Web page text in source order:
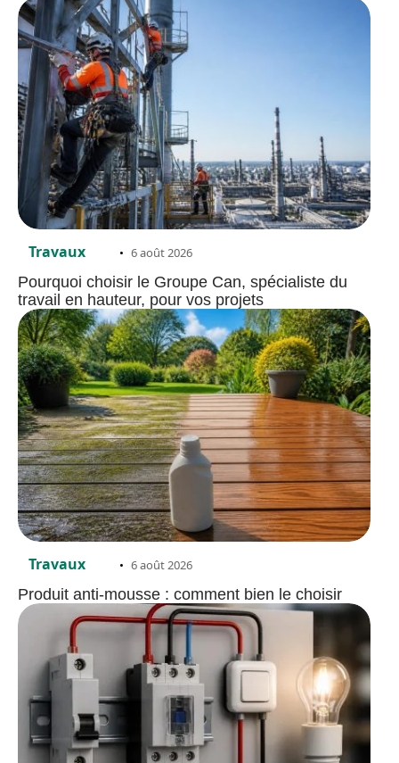
Travaux 6 août 2026
Pourquoi choisir le Groupe Can, spécialiste du
travail en hauteur, pour vos projets
Travaux 6 août 2026
Produit anti-mousse : comment bien le choisir